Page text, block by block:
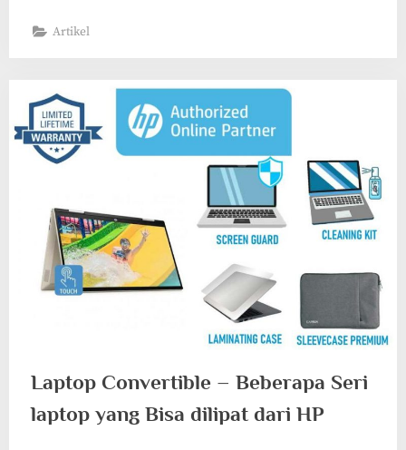
Artikel
Laptop Convertible – Beberapa Seri
laptop yang Bisa dilipat dari HP